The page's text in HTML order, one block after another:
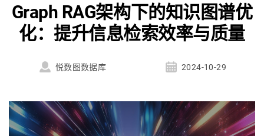
Graph RAG架构下的知识图谱优
化：提升信息检索效率与质量
悦数图数据库 2024-10-29